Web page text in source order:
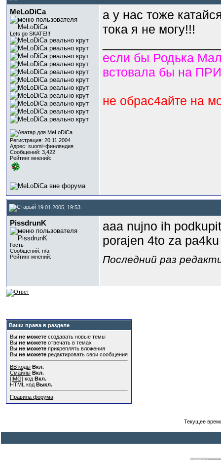
MeLoDiCa
Lets go SKATE!!!
Регистрация: 20.11.2004
Адрес: suomi=финляндия
Сообщений: 3,422
Рейтинг мнений:
а у нас тоже
тока я не могу!!!
если бы Родька
встовала бы на
не обрас4айте на
19.01.2005, 19:53
PissdrunK
Гость
Сообщений: n/a
Рейтинг мнений:
aaa nujno ih
porajen 4to za
Последний раз
Ваши права в разделе
Вы не можете создавать новые темы
Вы не можете отвечать в темах
Вы не можете прикреплять вложения
Вы не можете редактировать свои сообщения
BB коды Вкл.
Смайлы Вкл.
[IMG] код Вкл.
HTML код Выкл.
Правила форума
Текущее